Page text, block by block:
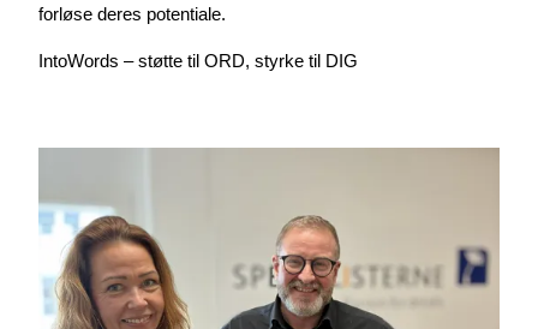
forløse deres potentiale.
IntoWords – støtte til ORD, styrke til DIG